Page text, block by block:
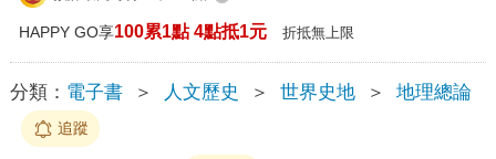
HAPPY GO享100累1點 4點抵1元 折抵無上限
分類： 電子書 ＞ 人文歷史 ＞ 世界史地 ＞ 地理總論
追蹤